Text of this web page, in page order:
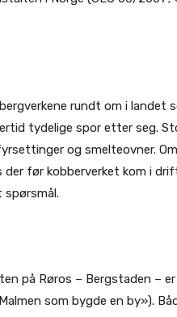
rundt om i
tydelige spor etter seg.
og smelteovner.
før kobberverket kom i
på Røros – Bergstaden –
som bygde en by»).